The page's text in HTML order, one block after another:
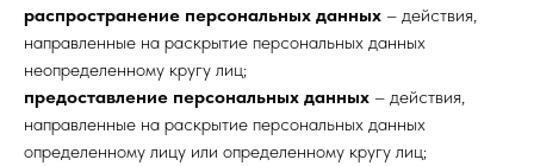
распространение персональных данных – действия,
направленные на раскрытие персональных данных
неопределенному кругу лиц;
предоставление персональных данных – действия,
направленные на раскрытие персональных данных
определенному лицу или определенному кругу лиц;